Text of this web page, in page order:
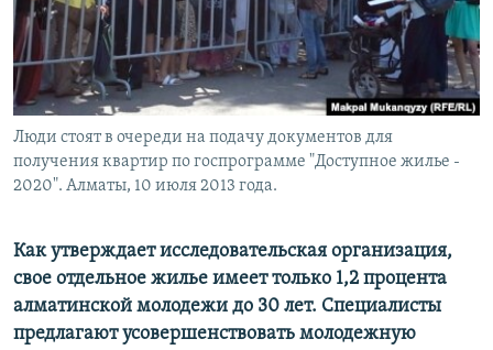
Люди стоят в очереди на подачу документов для
получения квартир по госпрограмме "Доступное жилье -
2020". Алматы, 10 июля 2013 года.
Как утверждает исследовательская организация,
свое отдельное жилье имеет только 1,2 процента
алматинской молодежи до 30 лет. Специалисты
предлагают усовершенствовать молодежную